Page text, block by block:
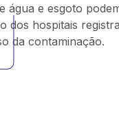
água e esgoto
dos hospitais
da contaminação.